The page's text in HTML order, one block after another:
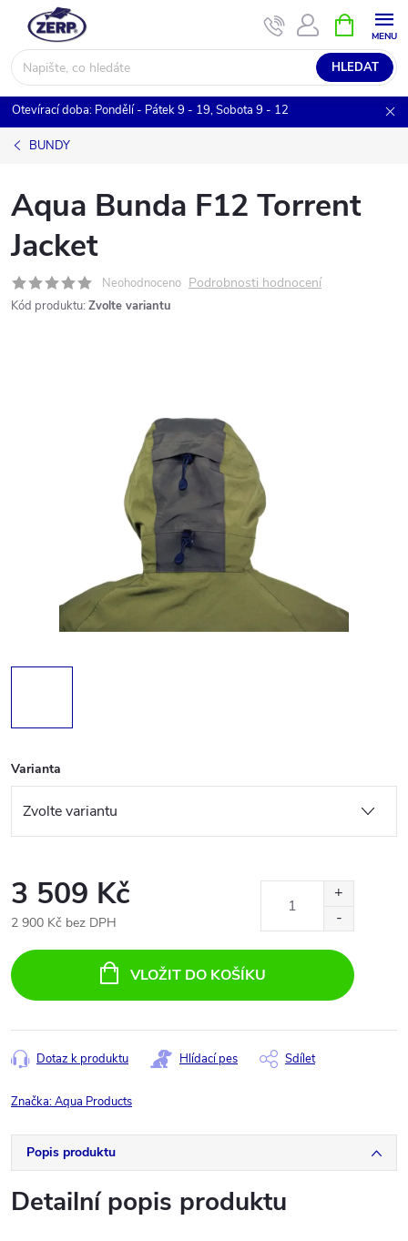
obsah
HLEDAT
NÁKUPNÍ
KOŠÍK
Otevírací doba: Pondělí - Pátek 9 - 19, Sobota 9 - 12
BUNDY
Aqua Bunda F12 Torrent
Jacket
Neohodnoceno Podrobnosti hodnocení
Kód produktu: Zvolte variantu
Varianta
3 509 Kč
2 900 Kč bez DPH
cena:
VLOŽIT DO KOŠÍKU
Dotaz k produktu Hlídací pes Sdílet
Značka:Aqua Products
Popis produktu
Detailní popis produktu